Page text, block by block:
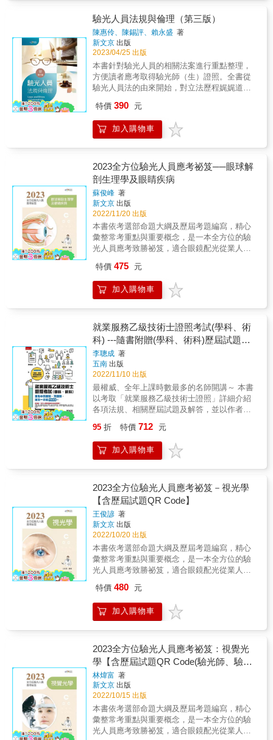
程、作業環境監測、暴露與風險評估共計六
科。 本書特色： ★陣容最強之職安衛作者群本
書作者為職業安全衛生界最具經驗之專家、名
師，結合多年職業(工礦)衛生技師考試經驗，合
力打造最優質考試參考書籍。 ★收錄100年至
111年試題題解為協助考生通盤瞭解職業衛生技
師考試出題趨勢，收集最近十年試題並精闢詳
解，使考生在最短時間掌握答題方向。 ★各科
重點提示業界陣容最強之職安衛作者群，教
重點、準備方法，提出寶貴經驗，幫助考生找
到最佳的準備考試方法及答題技巧。 ★依照命
題大綱分類各科考題依據最新命題大綱內容予
以分門別類，並加註出題年份依序排列，協助
考生掌握出題脈動。 ★參考資料彙整方便準備
彙整最具參考價值之資料，使得技師考試準備
範圍更加明確且節省考試準備時間。 ★最新修
訂之職安衛法規歷年參考題解之答題內容，均
已參照最新修訂之職安衛法規之內容予以修
正，跟上時代腳步。
驗光人員法規與倫理（第三版）
陳惠伶、陳錫評、賴永盛 著
新文京 出版
2023/04/25 出版
本書針對驗光人員的相關法案進行重點整理，
方便讀者應考取得驗光師（生）證照。全書從
驗光人員法的由來開始，對立法歷程娓娓道
去脈後便不再覺得法律艱澀難難懂了。 & 自民
國105年1月6日驗光人員法公布施行後，從事驗
光工作時不論是人員、機構或設備均需要納入
試並取得驗光師（生）證照並完成相關程序後
才具執業資格。 & 本書針對驗光人員的相關法
案內容，進行重點整理，內容涵蓋驗光人員應
考資格、證照取得、執業與開業時的各種規
範、各級驗光人員公會的組成、運作以及各自
的權利義務，還有違反相關規定的情節與處罰
類型等內容。對於驗光人員證照更新的繼續教
育內容則涵蓋：課程類別、積分辦法以及驗光
人員倫理與驗光所設置規範等。 & 書中除了依
照各法條進行解析外，更於各章節中設計穿插
法條時搭配練習，讓原先枯燥的法規變得較為
生動、貼近生活而能讓讀者容易記得。 & 最後
一章提供大量的練習題目，以利讀者再次加強
驗光人員法規與倫理的實質內涵。書末則附錄
各相關法規、條例及考試規則。 & 第三版除勘
正疏誤外，亦收錄最新修正的驗光人員相關法
規及例題，並分門別類統整最新歷屆國考試
題。 &
特價 390 元
加入購物車
2023全方位驗光人員應考祕笈──眼球解
剖生理學及眼睛疾病
蘇俊峰 著
新文京 出版
2022/11/20 出版
本書依考選部命題大綱及歷屆考題編寫，精心
彙整常考重點與重要概念，是一本全方位的驗
光人員應考致勝祕笈，適合眼鏡配光從業人員
作者教學與實務經驗豐富，編寫本書學習架構
完整，包括：本章大綱、重點整理、隨文例題
（含專家闢析）及題庫練習（歷屆考題及專家
明，確實掌握命題方針。各章章末精選歷屆考
題及解答，並解析相關概念，使讀者能融會貫
通，舉一反三。各章以星星符號代表歷屆考題
出題比例，數目越多代表出題比例越高，最多5
顆，以供讀者備考參酌。書中以QR Code提供
讀者掃描下載歷屆試題題庫，以供應考複習所
需，還可掌握最新命題趨勢，是一本全方位驗
光人員應考致勝祕笈。2023年版特別收錄最新
111年的專技驗光人員高普考考題，適合眼鏡配
光從業人員及視光相關科系學生準備應考驗光
特價 475 元
加入購物車
就業服務乙級技術士證照考試(學科、術
科) ---隨書附贈(學科、術科)歷屆試題題
庫與解答QRCODE：重
李聰成 著
五南 出版
2022/11/10 出版
最權威、全年上課時數最多的名師開講～ 本書
以考取「就業服務乙級技術士證照」詳細介紹
各項法規、相關歷屆試題及解答，並以作者近
複的文字，重點一目了然，讓讀者不用摸索就
能快速重點閱讀。 另增附112年技能檢定新增
加的法規 「乙級就業服務技術士證照」是人力
獵才顧問、人力派遣&hellip;&hellip;等工作，也
可自行開業成立私立的就業服務機構。 本書共
共十五章，包括 一、職業訓練法 二、就業服務
法 三、就業保險法 四、勞動基準法 五、勞工
保險條例 六、勞工退休金條例 七、性別工作平
勞工保護法 十、勞資爭議處理法 十一、個人資
料保護法 十二、職業分析 十三、就業市場資訊
十四、職業心理 十五、112年技能檢定新增加
的法規 隨書附贈（學科、術科）歷屆試題題庫
95 折 特價 712 元
加入購物車
2023全方位驗光人員應考祕笈－視光學
【含歷屆試題QR Code】
王俊諺 著
新文京 出版
2022/10/20 出版
本書依考選部命題大綱及歷屆考題編寫，精心
彙整常考重點與重要概念，是一本全方位的驗
光人員應考致勝祕笈，適合眼鏡配光從業人員
& 作者教學與實務經驗豐富，編寫本書學習架
構完整，包括：本章大綱、重點整理、隨文例
題（含專家闢析）及題庫練習（歷屆考題及專
觀念理解順序而編排。第一章基本原理、屈光
不正，第二章驗光流程，這兩章有其觀念連貫
性，可一起深入研讀；第三章初步檢查，此章
檢查方式較多較雜，適合大範圍略讀；最後是
第四章的雙眼視覺異常與第五章的斜弱視，這
兩章的觀念較難，考題逐漸增多與難度提高，
需要仔細研讀。 & 內文中以粗體字標示國考重
點，輔以圖表說明，確實掌握命題方針。每節
內文後穿插考題與答案解析，幫助讀者理解視
特價 480 元
加入購物車
2023全方位驗光人員應考祕笈：視覺光
學【含歷屆試題QR Code(驗光師、驗光
生)】
林煒富 著
新文京 出版
2022/10/15 出版
本書依考選部命題大綱及歷屆考題編寫，精心
彙整常考重點與重要概念，是一本全方位的驗
光人員應考致勝祕笈，適合眼鏡配光從業人員